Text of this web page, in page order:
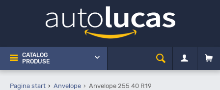
CATALOG
PRODUSE
Pagina start Anvelope Anvelope 255 40 R19